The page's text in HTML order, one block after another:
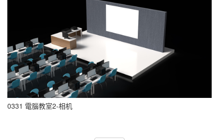
0331 電腦教室2-相机